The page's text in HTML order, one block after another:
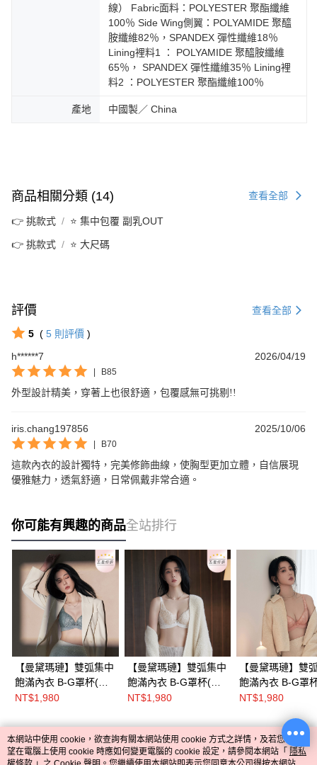
線） Fabric面料：POLYESTER 聚酯纖維
100％ Side Wing側翼：POLYAMIDE 聚醯
胺纖維82％，SPANDEX 彈性纖維18％
Lining裡料1 ： POLYAMIDE 聚醯胺纖維
65％， SPANDEX 彈性纖維35％ Lining裡
料2 ：POLYESTER 聚酯纖維100％
產地 中國製／ China
商品相關分類 (14) 查看全部
👉 挑款式 ⭐ 集中包覆 副乳OUT
👉 挑款式 ⭐ 大尺碼
評價 查看全部
5 ( 5 則評價 )
h******7
2026/04/19
B85
外型設計精美，穿著上也很舒適，包覆感無可挑剔!!
iris.chang197856 2025/10/06
B70
這款內衣的設計獨特，完美修飾曲線，使胸型更加立體，自信展現
優雅魅力，透氣舒適，日常佩戴非常合適。
你可能有興趣的商品全站排行
【曼黛瑪璉】雙弧集中
飽滿內衣 B-G罩杯(靜
謐灰)
NT$1,980
【曼黛瑪璉】雙弧集中
飽滿內衣 B-G罩杯(牙
白)
NT$1,980
【曼黛瑪璉】雙
飽滿內衣 B-G罩
橙粉)
NT$1,980
熱門標籤
本網站中使用 cookie，欲查詢有關本網站使用 cookie 方式之詳情，及若您不希
望在電腦上使用 cookie 時應如何變更電腦的 cookie 設定，請參閱本網站「 隱私